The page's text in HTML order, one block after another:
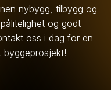
nybygg, tilbygg og
og godt
oss i dag for en
byggeprosjekt!